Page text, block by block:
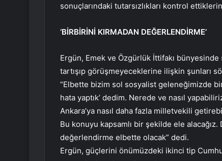
sonuçlarındaki tutarsızlıkları kontrol
‘BİRBİRİNİ KIRMADAN DEĞERLENDİRME’
Ergün, Emek ve Özgürlük İttifakı
tartışıp görüşmeyeceklerine ilişkin şunları
“Elbette bizim sol sosyalist geleneğimizde
hata yaptık’ dedim. Nerede ve nasıl
Ankara’ya nasıl daha fazla milletvekili
Bu konuyu kapsamlı bir şekilde ele
değerlendirme elbette olacak” dedi.
Ergün, güçlerini önümüzdeki ikinci tip